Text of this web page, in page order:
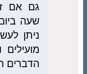
גם אם
שעה
ניתן
הדברים